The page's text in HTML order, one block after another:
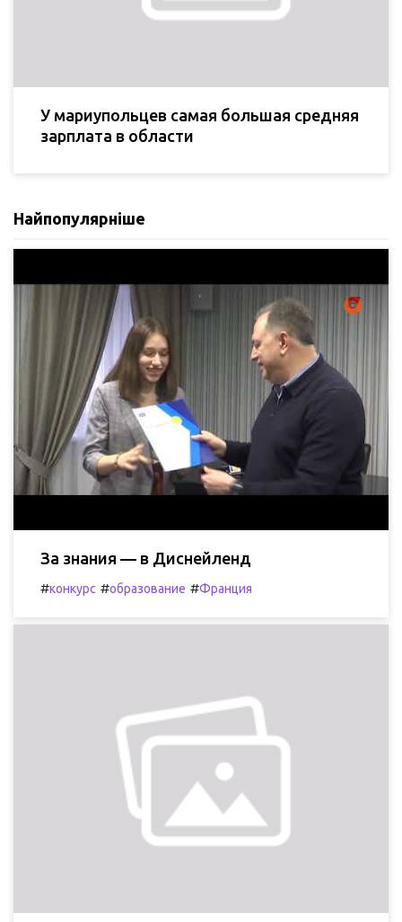
У мариупольцев самая большая средняя
зарплата в области
Найпопулярніше
За знания — в Диснейленд
#конкурс #образование #Франция